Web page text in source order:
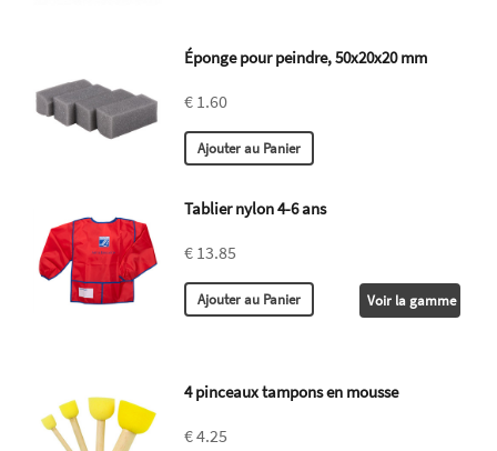
Éponge pour peindre, 50x20x20 mm
€ 1.60
Tablier nylon 4-6 ans
€ 13.85
Voir la gamme
4 pinceaux tampons en mousse
€ 4.25